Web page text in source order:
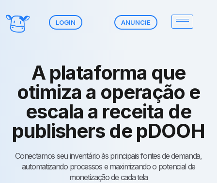
LOGIN ANUNCIE
A plataforma que
otimiza a operação e
escala a receita de
publishers de pDOOH
Conectamos seu inventário às principais fontes de demanda,
automatizando processos e maximizando o potencial de
monetização de cada tela